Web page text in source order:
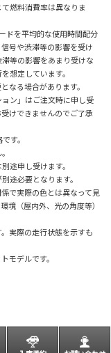
燃料消費率は異なりま
ドを平均的な使用時間配分
号や渋滞等の影響を受け
等の影響をあまり受けな
想定しています。
なる場合があります。
ン」はご注文時に申し受
けできませんのでご了承
す。
途申し受けます。
途必要となります。
で実際の色とは異なって見
境（屋内外、光の角度等）
実際の走行状態を示すも
モデルです。